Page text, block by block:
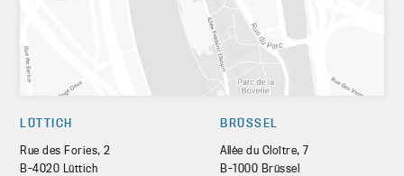
LÜTTICH
Rue des Fories, 2
B-4020 Lüttich
BRÜSSEL
Allée du Cloître, 7
B-1000 Brüssel